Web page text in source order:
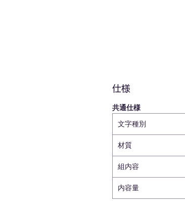
仕様
共通仕様
文字種別
材質
組内容
内容量